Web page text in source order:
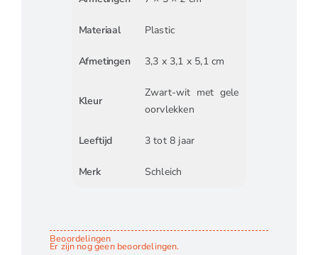
Materiaal Plastic
Afmetingen 3,3 x 3,1 x 5,1 cm
Kleur
Zwart-wit met gele
oorvlekken
Leeftijd 3 tot 8 jaar
Merk Schleich
Beoordelingen
Er zijn nog geen beoordelingen.